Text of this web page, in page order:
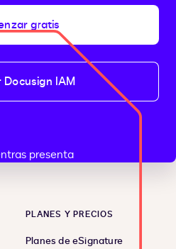
gratis
Docusign IAM
PLANES Y PRECIOS
Planes de eSignature